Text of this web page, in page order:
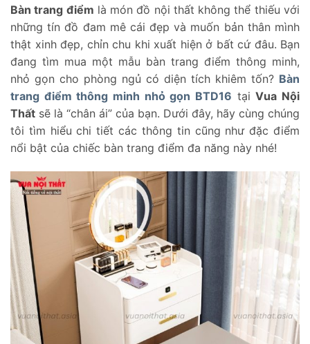
Bàn trang điểm là món đồ nội thất không thể thiếu với
những tín đồ đam mê cái đẹp và muốn bản thân mình
thật xinh đẹp, chỉn chu khi xuất hiện ở bất cứ đâu. Bạn
đang tìm mua một mẫu bàn trang điểm thông minh,
nhỏ gọn cho phòng ngủ có diện tích khiêm tốn? Bàn
trang điểm thông minh nhỏ gọn BTD16 tạiVua Nội
Thất sẽ là “chân ái” của bạn. Dưới đây, hãy cùng chúng
tôi tìm hiểu chi tiết các thông tin cũng như đặc điểm
nổi bật của chiếc bàn trang điểm đa năng này nhé!